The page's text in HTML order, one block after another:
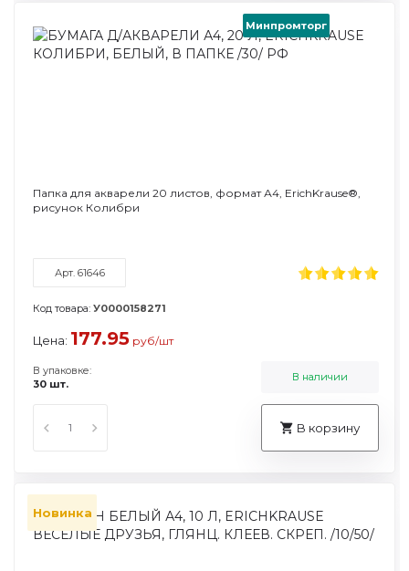
Минпромторг
Папка для акварели 20 листов, формат А4, ErichKrause®,
рисунок Колибри
Арт. 61646
Код товара: У0000158271
Цена: 177.95 руб/шт
В упаковке:
30 шт.
В наличии
В корзину
Новинка